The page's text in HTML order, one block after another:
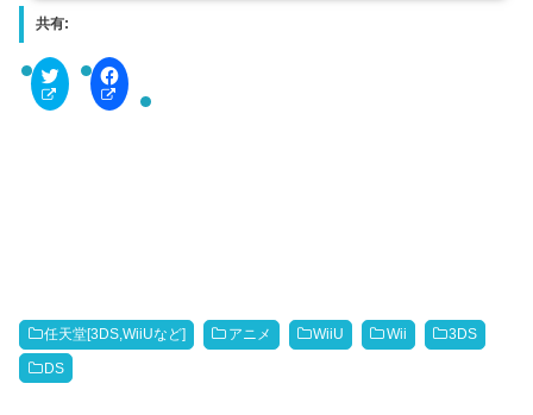
モンなどのアイコン変更方法・マップ...
共有:
C
i
i
t
t
e
r
F
a
c
リ
ッ
ク
任天堂[3DS,WiiUなど] アニメ WiiU Wii 3DS
DS